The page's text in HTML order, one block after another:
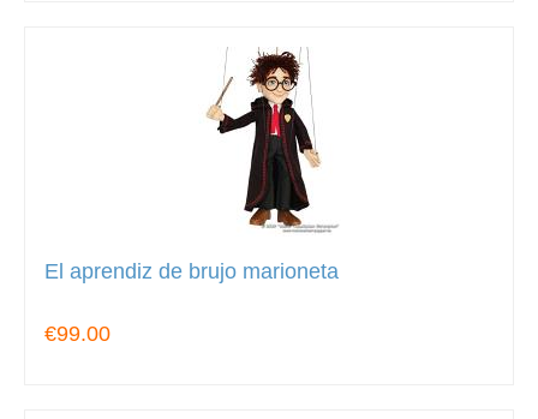
El aprendiz de brujo marioneta
€99.00